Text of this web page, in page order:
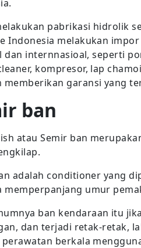
pabrikasi hidrolik
Indonesia melakukan
dan internnasioal, seperti
kompresor, lap
memberikan garansi yang
ban
atau Semir ban
adalah conditioner yang
memperpanjang umur
ban kendaraan itu
dan terjadi retak-retak,
berkala